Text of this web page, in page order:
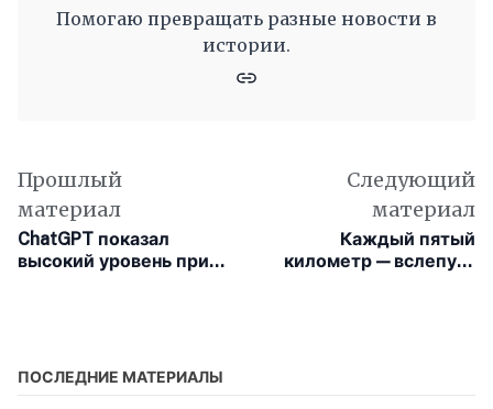
Помогаю превращать разные новости в
истории.
Прошлый
материал
ChatGPT показал
высокий уровень при
Следующий
материал
Каждый пятый
километр — вслепую:
ПОСЛЕДНИЕ МАТЕРИАЛЫ